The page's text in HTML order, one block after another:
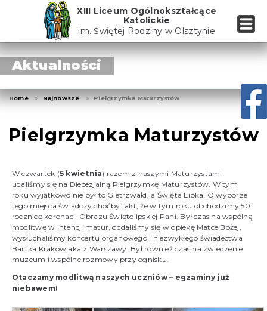
XIII Liceum Ogólnokształcące
Katolickie
im. Świętej Rodziny w Olsztynie
Aktualności
Home Najnowsze Pielgrzymka Maturzystów
Pielgrzymka Maturzystów
W czwartek (5 kwietnia) razem z naszymi Maturzystami
udaliśmy się na Diecezjalną Pielgrzymkę Maturzystów. W tym
roku wyjątkowo nie był to Gietrzwałd, a Święta Lipka. O wyborze
tego miejsca świadczy choćby fakt, że w tym roku obchodzimy 50.
rocznicę koronacji Obrazu Świętolipskiej Pani. Był czas na wspólną
modlitwę w intencji matur, oddaliśmy się w opiekę Matce Bożej,
wysłuchaliśmy koncertu organowego i niezwykłego świadectwa
Bartka Krakowiaka z Warszawy. Był również czas na zwiedzenie
muzeum i wspólne rozmowy przy ognisku.
Otaczamy modlitwą naszych uczniów – egzaminy już
niebawem!